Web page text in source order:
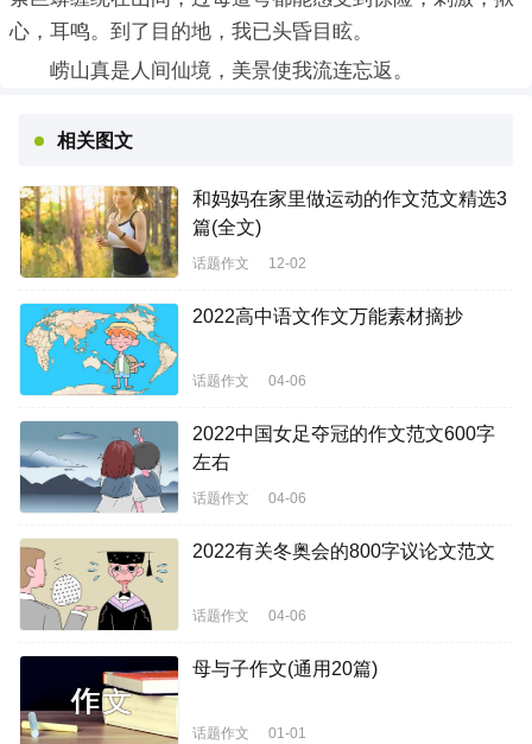
心，耳鸣。到了目的地，我已头昏目眩。
崂山真是人间仙境，美景使我流连忘返。
相关图文
和妈妈在家里做运动的作文范文精选3
篇(全文)
话题作文 12-02
2022高中语文作文万能素材摘抄
话题作文 04-06
2022中国女足夺冠的作文范文600字
左右
话题作文 04-06
2022有关冬奥会的800字议论文范文
话题作文 04-06
母与子作文(通用20篇)
话题作文 01-01